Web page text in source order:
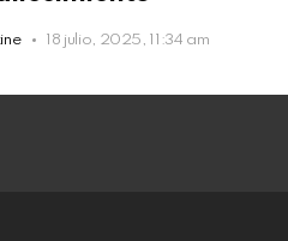
18 julio, 2025, 11:34 am